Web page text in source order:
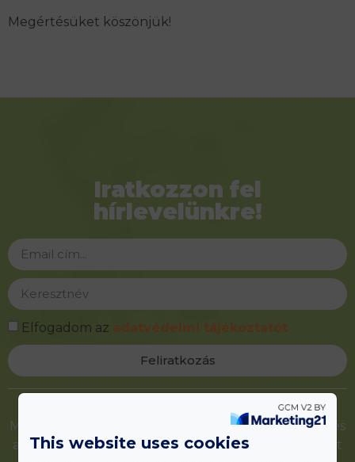
Megértésüket köszönjük!
Iratkozzon fel
hírlevelünkre!
Elfogadom az adatvédelmi tájékoztatót
Feliratkozás
Alternative:
Maradjon naprakész egészségközpontunk híreiről és
akcióiról! Új feliratkozóinknak most meglepetésként
This website uses cookies